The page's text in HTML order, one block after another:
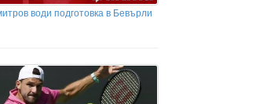
води подготовка в Бевърли